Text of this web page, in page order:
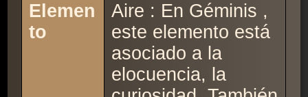
Elemen
to
Aire : En Géminis ,
este elemento está
asociado a la
elocuencia, la